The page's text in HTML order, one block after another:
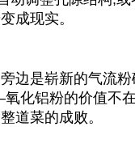
成现实。
边是崭新的气流粉
化铝粉的价值不
道菜的成败。